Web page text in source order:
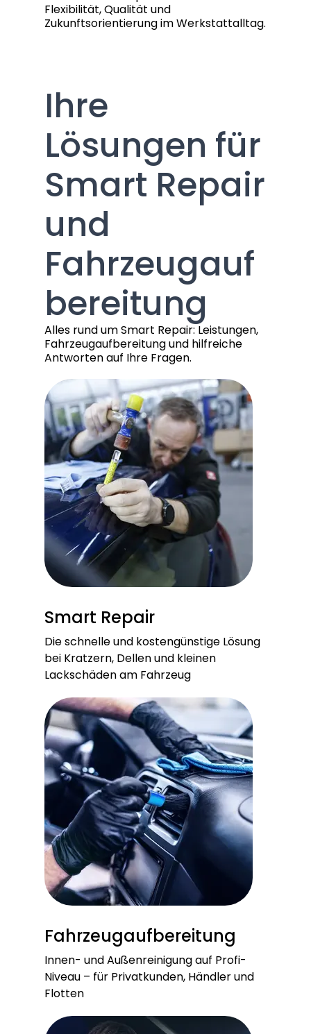
Flexibilität, Qualität und
Zukunftsorientierung im Werkstattalltag.
Ihre
Lösungen für
Smart Repair
und
Fahrzeugauf
bereitung
Alles rund um Smart Repair: Leistungen,
Fahrzeugaufbereitung und hilfreiche
Antworten auf Ihre Fragen.
Smart Repair
Die schnelle und kostengünstige Lösung
bei Kratzern, Dellen und kleinen
Lackschäden am Fahrzeug
Fahrzeugaufbereitung
Innen- und Außenreinigung auf Profi-
Niveau – für Privatkunden, Händler und
Flotten